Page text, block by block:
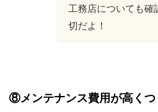
工務店についても確
切だよ！
⑧メンテナンス費用が高くつ